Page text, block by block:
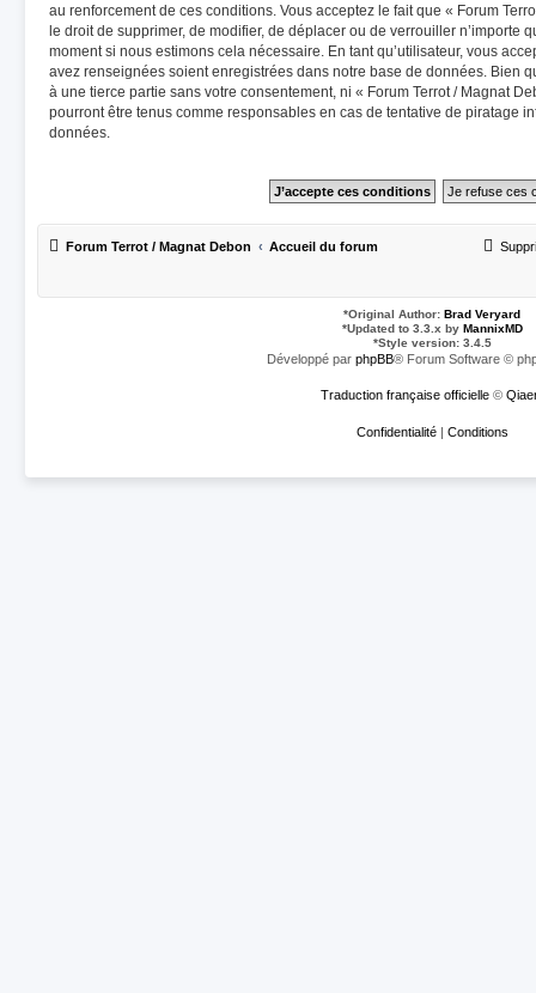
au renforcement de ces conditions. Vous acceptez le fait que « Forum
le droit de supprimer, de modifier, de déplacer ou de verrouiller n’importe
moment si nous estimons cela nécessaire. En tant qu’utilisateur, vous
avez renseignées soient enregistrées dans notre base de données. Bien
à une tierce partie sans votre consentement, ni « Forum Terrot / Magnat
pourront être tenus comme responsables en cas de tentative de piratage
données.
Forum Terrot / Magnat Debon Accueil du forum
*Original Author: Brad Veryard
*Updated to 3.3.x by MannixMD
*Style version: 3.4.5
Développé par phpBB® Forum Software ©
Traduction française officielle©
Confidentialité | Conditions